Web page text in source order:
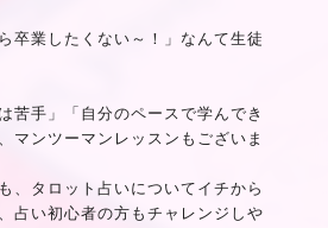
卒業したくない～！」なんて生徒
苦手」「自分のペースで学んでき
マンツーマンレッスンもございま
、タロット占いについてイチから
占い初心者の方もチャレンジしや